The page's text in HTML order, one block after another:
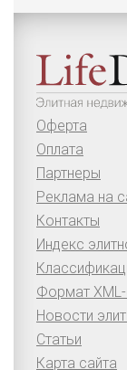
Оферта
Оплата
Партнеры
Реклама на
Контакты
Индекс
Формат
Новости
Статьи
Карта сайта